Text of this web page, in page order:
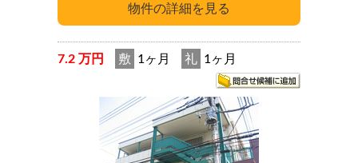
7.2 万円 敷 1ヶ月 礼 1ヶ月